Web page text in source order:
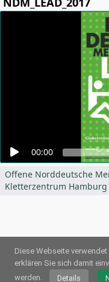
Diese Webseite verwendet
erklären Sie sich damit
werden.
Details
00:00
Offene Norddeutsche
Kletterzentrum Hamburg
© 2026 Webstream.eu